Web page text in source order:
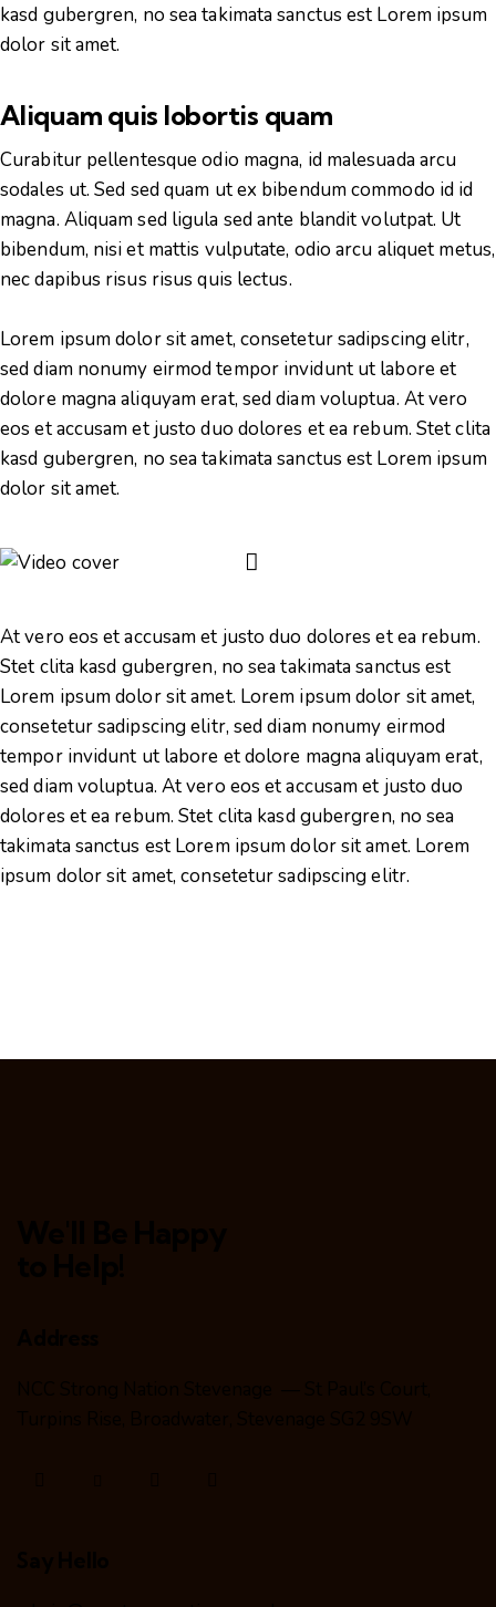
kasd gubergren, no sea takimata sanctus est Lorem ipsum
dolor sit amet.
Aliquam quis lobortis quam
Curabitur pellentesque odio magna, id malesuada arcu
sodales ut. Sed sed quam ut ex bibendum commodo id id
magna. Aliquam sed ligula sed ante blandit volutpat. Ut
bibendum, nisi et mattis vulputate, odio arcu aliquet metus,
nec dapibus risus risus quis lectus.
Lorem ipsum dolor sit amet, consetetur sadipscing elitr,
sed diam nonumy eirmod tempor invidunt ut labore et
dolore magna aliquyam erat, sed diam voluptua. At vero
eos et accusam et justo duo dolores et ea rebum. Stet clita
kasd gubergren, no sea takimata sanctus est Lorem ipsum
dolor sit amet.
At vero eos et accusam et justo duo dolores et ea rebum.
Stet clita kasd gubergren, no sea takimata sanctus est
Lorem ipsum dolor sit amet. Lorem ipsum dolor sit amet,
consetetur sadipscing elitr, sed diam nonumy eirmod
tempor invidunt ut labore et dolore magna aliquyam erat,
sed diam voluptua. At vero eos et accusam et justo duo
dolores et ea rebum. Stet clita kasd gubergren, no sea
takimata sanctus est Lorem ipsum dolor sit amet. Lorem
ipsum dolor sit amet, consetetur sadipscing elitr.